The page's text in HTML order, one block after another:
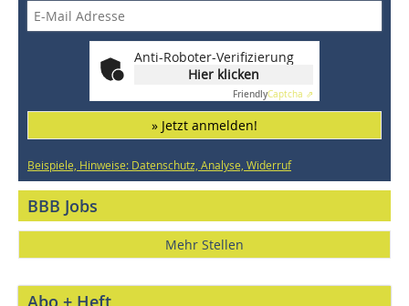
Anti-Roboter-Verifizierung
Hier klicken
FriendlyCaptcha ⇗
» Jetzt anmelden!
Beispiele, Hinweise: Datenschutz, Analyse, Widerruf
BBB Jobs
Mehr Stellen